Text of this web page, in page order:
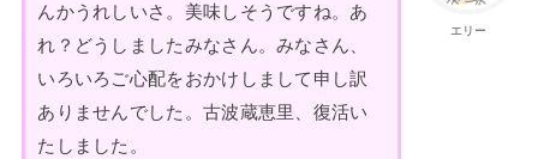
エリー
んかうれしいさ。美味しそうですね。あ
れ？どうしましたみなさん。みなさん、
いろいろご心配をおかけしまして申し訳
ありませんでした。古波蔵恵里、復活い
たしました。